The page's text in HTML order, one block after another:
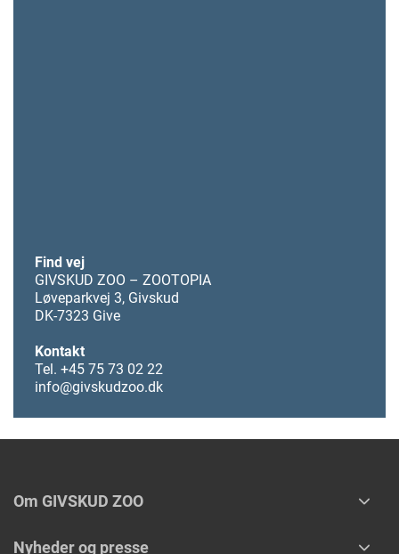
Find vej
GIVSKUD ZOO – ZOOTOPIA
Løveparkvej 3, Givskud
DK-7323 Give
Kontakt
Tel. +45 75 73 02 22
info@givskudzoo.dk
Om GIVSKUD ZOO
Nyheder og presse